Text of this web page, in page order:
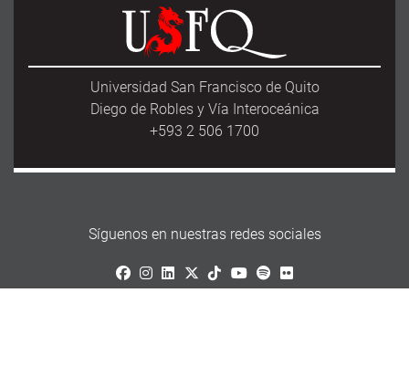
Universidad San Francisco de Quito
Diego de Robles y Vía Interoceánica
+593 2 506 1700
Síguenos en nuestras redes sociales